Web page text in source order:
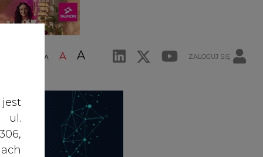
A A A ZALOGUJ SIĘ
ul.